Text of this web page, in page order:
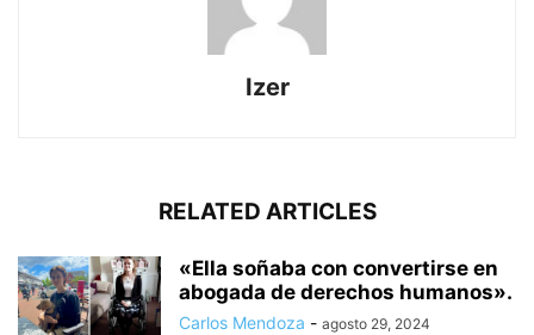
Izer
RELATED ARTICLES
«Ella soñaba con convertirse en
abogada de derechos humanos».
Carlos Mendoza - agosto 29, 2024